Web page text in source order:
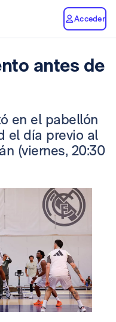
Acceder
antes de
en el pabellón
el día previo al
(viernes, 20:30